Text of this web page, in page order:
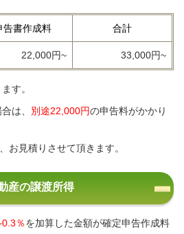
告書作成料 合計
22,000円~ 33,000円~
す。
は、 別途22,000円の申告料がかかり
お見積りさせて頂きます。
産の譲渡所得
％を加算した金額が確定申告作成料